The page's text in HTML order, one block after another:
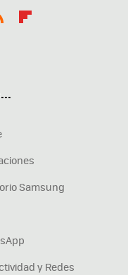
Samsung
y Redes